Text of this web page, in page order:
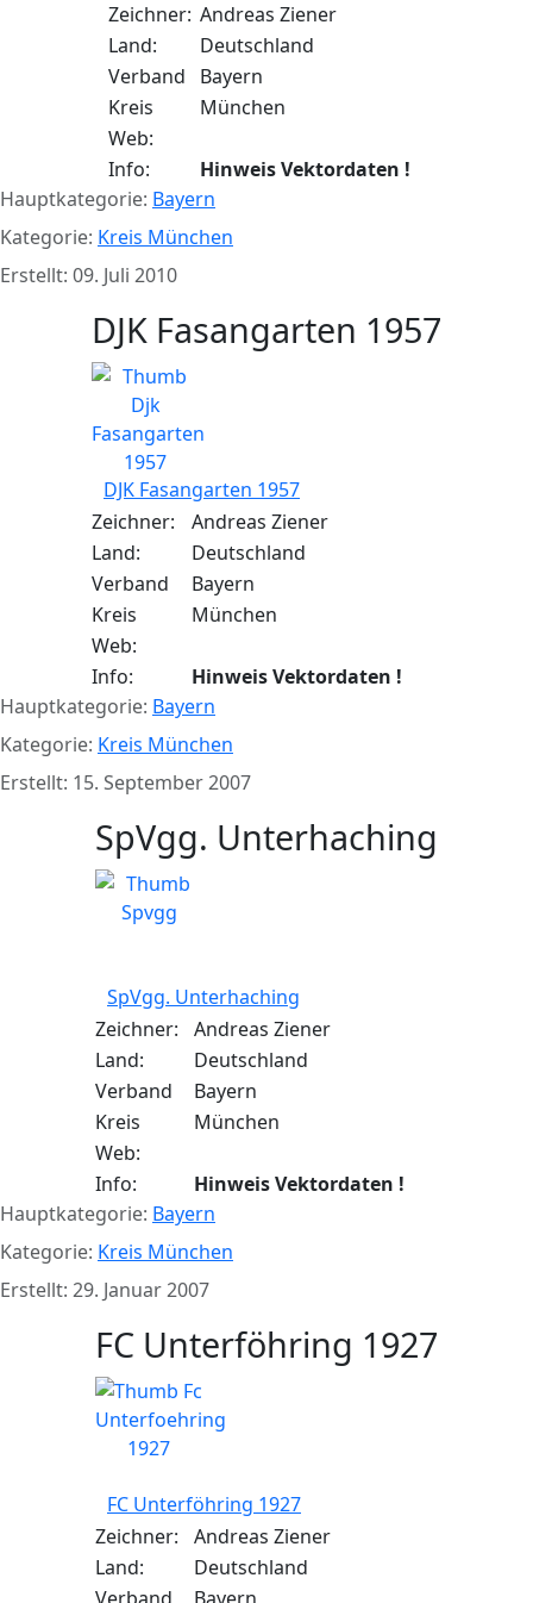
Zeichner: Andreas Ziener
Land:
Deutschland
Verband
Bayern
Kreis
München
Web:
Info:
Hinweis Vektordaten !
Hauptkategorie: Bayern
Kategorie: Kreis München
Erstellt: 09. Juli 2010
DJK Fasangarten 1957
DJK Fasangarten 1957
Zeichner:
Andreas Ziener
Land:
Deutschland
Verband
Bayern
Kreis
München
Web:
Info:
Hinweis Vektordaten !
Hauptkategorie: Bayern
Kategorie: Kreis München
Erstellt: 15. September 2007
SpVgg. Unterhaching
SpVgg. Unterhaching
Zeichner:
Andreas Ziener
Land:
Deutschland
Verband
Bayern
Kreis
München
Web:
Info:
Hinweis Vektordaten !
Hauptkategorie: Bayern
Kategorie: Kreis München
Erstellt: 29. Januar 2007
FC Unterföhring 1927
FC Unterföhring 1927
Zeichner:
Andreas Ziener
Land:
Deutschland